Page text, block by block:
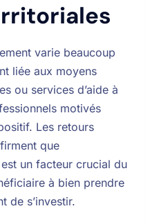
varie beaucoup
liée aux moyens
ou services d’aide à
motivés
Les retours
que
un facteur crucial du
à bien prendre
de s’investir.